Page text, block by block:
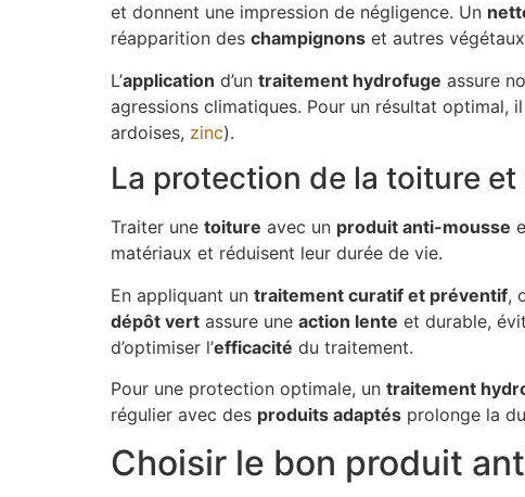
et donnent une impression de négligence. Un
réapparition des champignons et autres
L’application d’un traitement hydrofuge assure
agressions climatiques. Pour un résultat optimal,
ardoises, zinc).
La protection de la toiture
Traiter une toiture avec un produit anti-mousse
matériaux et réduisent leur durée de vie.
En appliquant un traitement curatif et préventif,
dépôt vert assure une action lente et durable,
d’optimiser l’efficacité du traitement.
Pour une protection optimale, un traitement
régulier avec des produits adaptés prolonge la
Choisir le bon produit